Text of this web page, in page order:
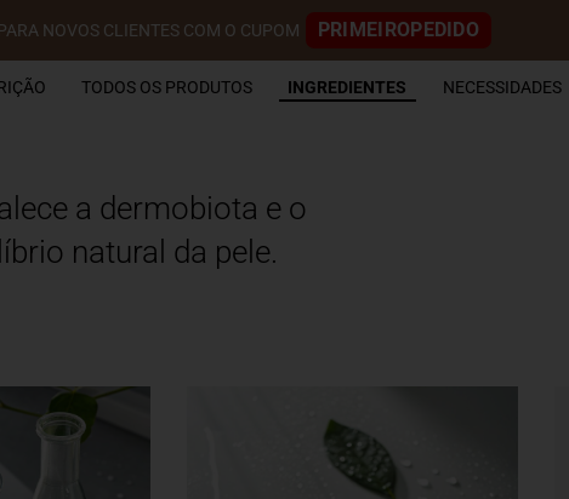
NOVOS CLIENTES COM O CUPOM PRIMEIROPEDIDO
TODOS OS PRODUTOS INGREDIENTES NECESSIDADES
a dermobiota e o
natural da pele.